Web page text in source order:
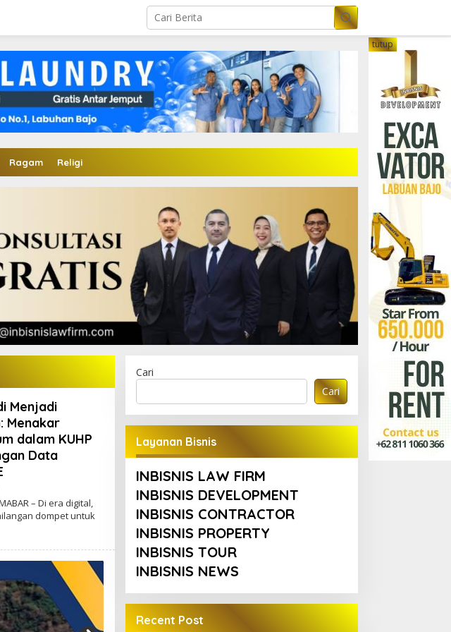
Ragam Religi
tutup
Menjadi
Menakar
dalam KUHP
Data
– Di era digital,
dompet untuk
Cari
Cari
Layanan Bisnis
INBISNIS LAW FIRM
INBISNIS DEVELOPMENT
INBISNIS CONTRACTOR
INBISNIS PROPERTY
INBISNIS TOUR
INBISNIS NEWS
Recent Post